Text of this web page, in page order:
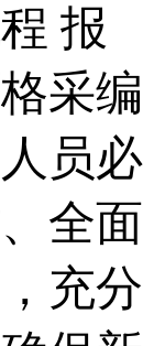
报
采编
员必
全面
充分